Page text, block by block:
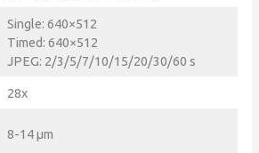
Single: 640×512
Timed: 640×512
JPEG: 2/3/5/7/10/15/20/30/60 s
28x
8-14 μm